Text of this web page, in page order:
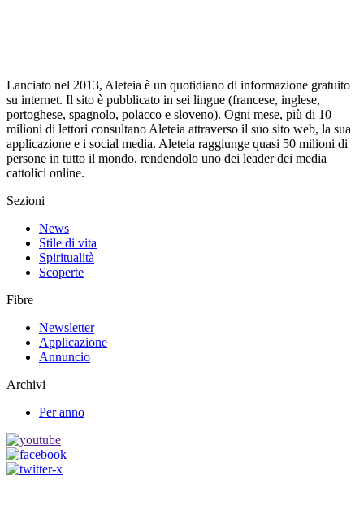
Lanciato nel 2013, Aleteia è un quotidiano di informazione gratuito
su internet. Il sito è pubblicato in sei lingue (francese, inglese,
portoghese, spagnolo, polacco e sloveno). Ogni mese, più di 10
milioni di lettori consultano Aleteia attraverso il suo sito web, la sua
applicazione e i social media. Aleteia raggiunge quasi 50 milioni di
persone in tutto il mondo, rendendolo uno dei leader dei media
cattolici online.
Sezioni
News
Stile di vita
Spiritualità
Scoperte
Fibre
Newsletter
Applicazione
Annuncio
Archivi
Per anno